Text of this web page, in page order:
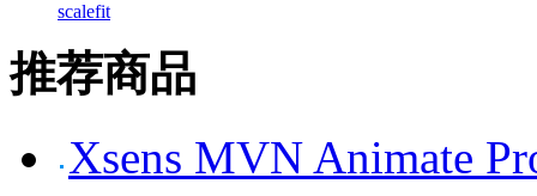
scalefit
推荐商品
Xsens MVN Animate